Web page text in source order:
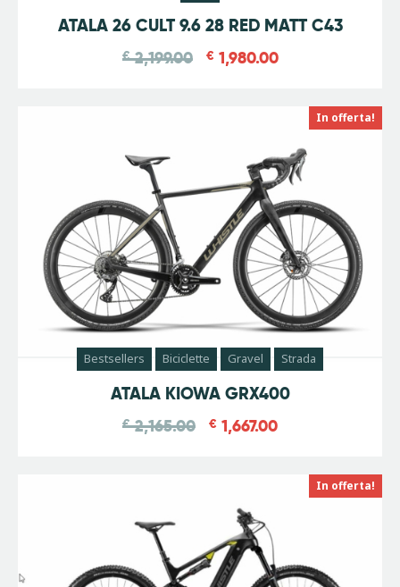
%ATALA 26 CULT 9.6 28 RED MATT C43
€ 2,199.00 € 1,980.00
In offerta!
Bestsellers Biciclette Gravel Strada
ATALA KIOWA GRX400
€ 2,165.00 € 1,667.00
In offerta!